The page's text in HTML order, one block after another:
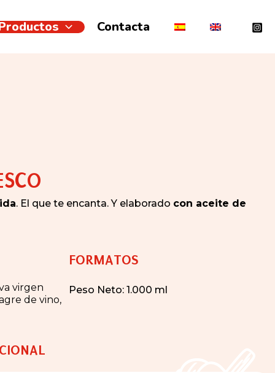
Contacta
. El que te encanta. Y elaborado con aceite de
virgen
de vino,
FORMATOS
Peso Neto: 1.000 ml